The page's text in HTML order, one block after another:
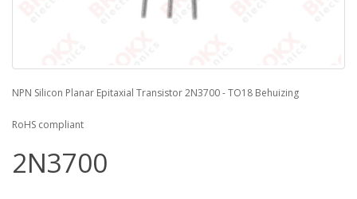
NPN Silicon Planar Epitaxial Transistor 2N3700 - TO18 Behuizing
RoHS compliant
2N3700